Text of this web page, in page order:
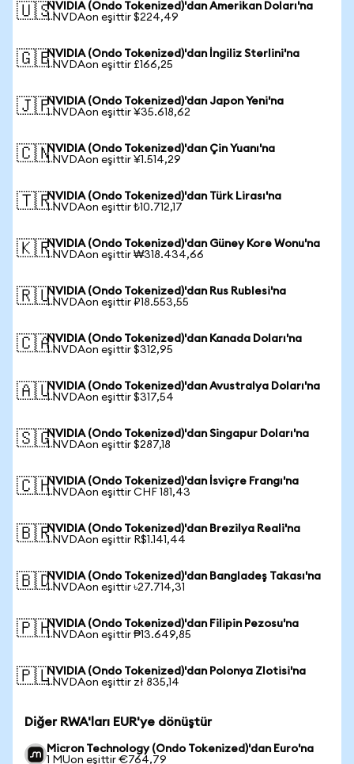
🇺🇸NVIDIA (Ondo Tokenized)'dan Amerikan Doları'na
1 NVDAon eşittir $224,49
🇬🇧NVIDIA (Ondo Tokenized)'dan İngiliz Sterlini'na
1 NVDAon eşittir £166,25
🇯🇵NVIDIA (Ondo Tokenized)'dan Japon Yeni'na
1 NVDAon eşittir ¥35.618,62
🇨🇳NVIDIA (Ondo Tokenized)'dan Çin Yuanı'na
1 NVDAon eşittir ¥1.514,29
🇹🇷NVIDIA (Ondo Tokenized)'dan Türk Lirası'na
1 NVDAon eşittir ₺10.712,17
🇰🇷NVIDIA (Ondo Tokenized)'dan Güney Kore Wonu'na
1 NVDAon eşittir ₩318.434,66
🇷🇺NVIDIA (Ondo Tokenized)'dan Rus Rublesi'na
1 NVDAon eşittir ₽18.553,55
🇨🇦NVIDIA (Ondo Tokenized)'dan Kanada Doları'na
1 NVDAon eşittir $312,95
🇦🇺NVIDIA (Ondo Tokenized)'dan Avustralya Doları'na
1 NVDAon eşittir $317,54
🇸🇬NVIDIA (Ondo Tokenized)'dan Singapur Doları'na
1 NVDAon eşittir $287,18
🇨🇭NVIDIA (Ondo Tokenized)'dan İsviçre Frangı'na
1 NVDAon eşittir CHF 181,43
🇧🇷NVIDIA (Ondo Tokenized)'dan Brezilya Reali'na
1 NVDAon eşittir R$1.141,44
🇧🇩NVIDIA (Ondo Tokenized)'dan Bangladeş Takası'na
1 NVDAon eşittir ৳27.714,31
🇵🇭NVIDIA (Ondo Tokenized)'dan Filipin Pezosu'na
1 NVDAon eşittir ₱13.649,85
🇵🇱NVIDIA (Ondo Tokenized)'dan Polonya Zlotisi'na
1 NVDAon eşittir zł 835,14
Diğer RWA'ları EUR'ye dönüştür
Micron Technology (Ondo Tokenized)'dan Euro'na
1 MUon eşittir €764,79